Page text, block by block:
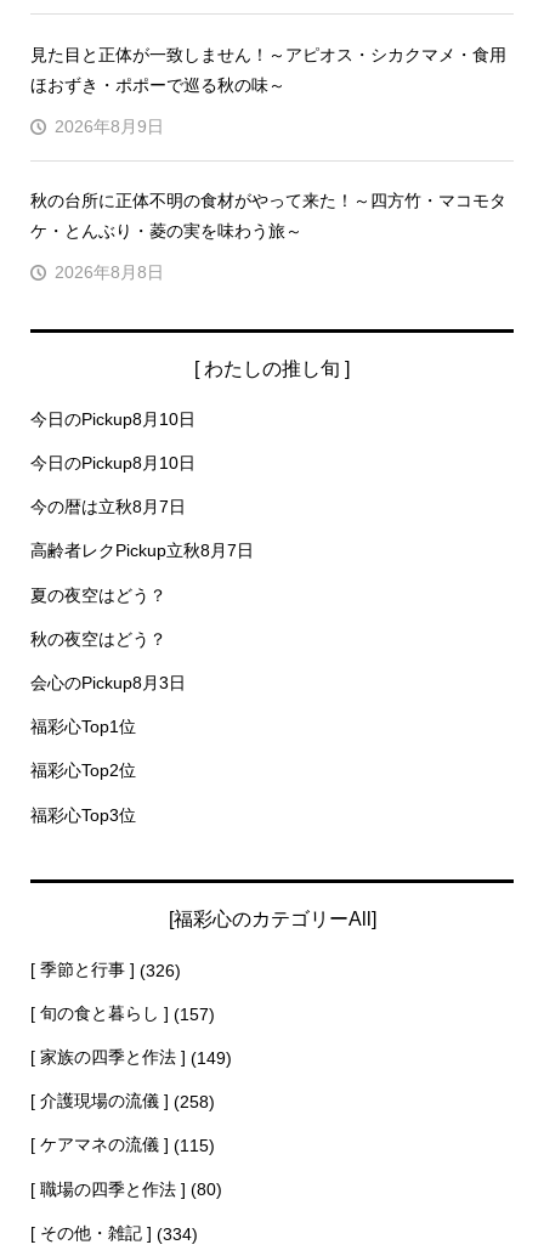
見た目と正体が一致しません！～アピオス・シカクマメ・食用
ほおずき・ポポーで巡る秋の味～
2026年8月9日
秋の台所に正体不明の食材がやって来た！～四方竹・マコモタ
ケ・とんぶり・菱の実を味わう旅～
2026年8月8日
[ わたしの推し旬 ]
今日のPickup8月10日
今日のPickup8月10日
今の暦は立秋8月7日
高齢者レクPickup立秋8月7日
夏の夜空はどう？
秋の夜空はどう？
会心のPickup8月3日
福彩心Top1位
福彩心Top2位
福彩心Top3位
[福彩心のカテゴリーAll]
[ 季節と行事 ] (326)
[ 旬の食と暮らし ] (157)
[ 家族の四季と作法 ] (149)
[ 介護現場の流儀 ] (258)
[ ケアマネの流儀 ] (115)
[ 職場の四季と作法 ] (80)
[ その他・雑記 ] (334)